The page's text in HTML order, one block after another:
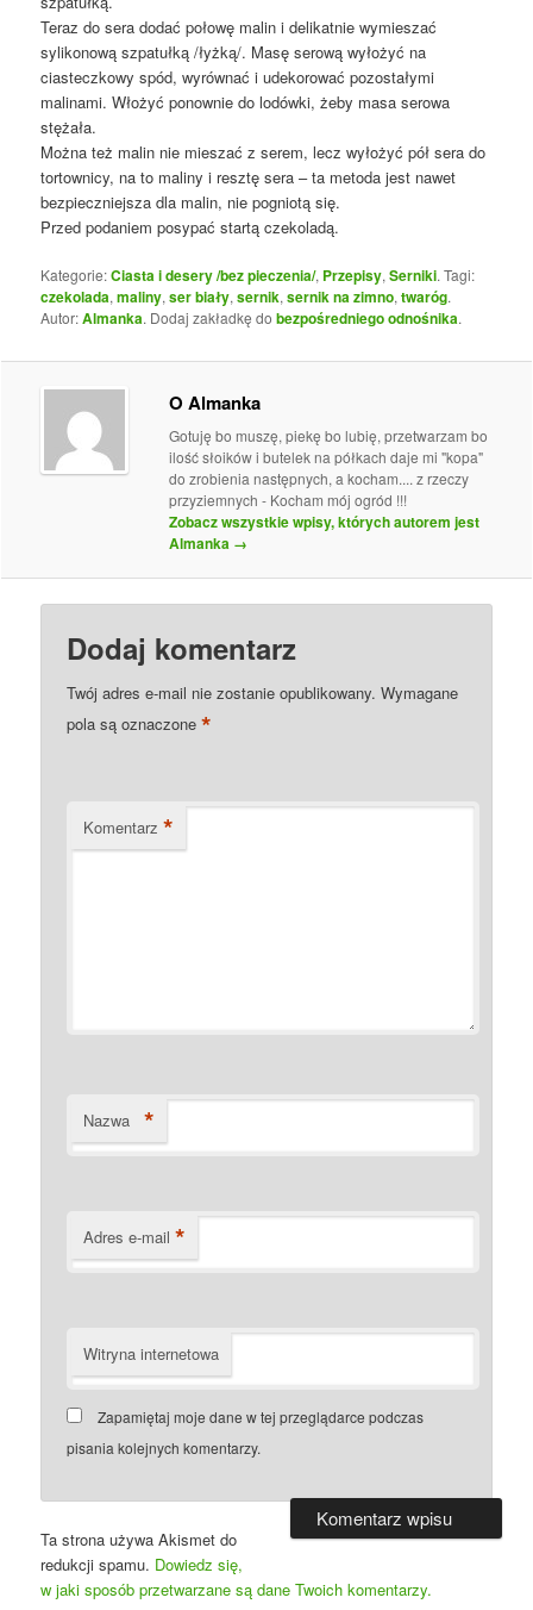
Teraz do sera dodać połowę malin i delikatnie wymieszać
sylikonową szpatułką /łyżką/. Masę serową wyłożyć na
ciasteczkowy spód, wyrównać i udekorować pozostałymi
malinami. Włożyć ponownie do lodówki, żeby masa serowa
stężała.
Można też malin nie mieszać z serem, lecz wyłożyć pół sera do
tortownicy, na to maliny i resztę sera – ta metoda jest nawet
bezpieczniejsza dla malin, nie pogniotą się.
Przed podaniem posypać startą czekoladą.
Kategorie:Ciasta i desery /bez pieczenia/, Przepisy,Serniki. Tagi:
czekolada,maliny,ser biały,sernik,sernik na zimno,twaróg.
Autor:Almanka. Dodaj zakładkę dobezpośredniego odnośnika.
O Almanka
Gotuję bo muszę, piekę bo lubię, przetwarzam bo
ilość słoików i butelek na półkach daje mi "kopa"
do zrobienia następnych, a kocham.... z rzeczy
przyziemnych - Kocham mój ogród !!!
Zobacz wszystkie wpisy, których autorem jest
Almanka →
Dodaj komentarz
Twój adres e-mail nie zostanie opublikowany. Wymagane
pola są oznaczone*
Komentarz *
Nazwa *
Adres e-mail *
Witryna internetowa
Zapamiętaj moje dane w tej przeglądarce podczas
pisania kolejnych komentarzy.
Ta strona używa Akismet do
redukcji spamu. Dowiedz się,
w jaki sposób przetwarzane są dane Twoich komentarzy.